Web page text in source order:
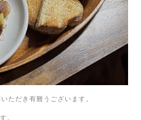
ただき有難うございます。
。